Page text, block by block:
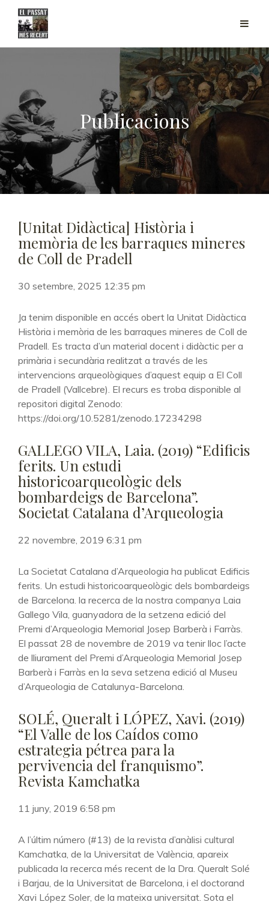
Publicacions
[Unitat Didàctica] Història i
memòria de les barraques mineres
de Coll de Pradell
30 setembre, 2025 12:35 pm
Ja tenim disponible en accés obert la Unitat Didàctica
Història i memòria de les barraques mineres de Coll de
Pradell. Es tracta d’un material docent i didàctic per a
primària i secundària realitzat a través de les
intervencions arqueològiques d’aquest equip a El Coll
de Pradell (Vallcebre). El recurs es troba disponible al
repositori digital Zenodo:
https://doi.org/10.5281/zenodo.17234298
GALLEGO VILA, Laia. (2019) “Edificis
ferits. Un estudi
historicoarqueològic dels
bombardeigs de Barcelona”.
Societat Catalana d’Arqueologia
22 novembre, 2019 6:31 pm
La Societat Catalana d’Arqueologia ha publicat Edificis
ferits. Un estudi historicoarqueològic dels bombardeigs
de Barcelona. la recerca de la nostra companya Laia
Gallego Vila, guanyadora de la setzena edició del
Premi d’Arqueologia Memorial Josep Barberà i Farràs.
El passat 28 de novembre de 2019 va tenir lloc l’acte
de lliurament del Premi d’Arqueologia Memorial Josep
Barberà i Farràs en la seva setzena edició al Museu
d’Arqueologia de Catalunya-Barcelona.
SOLÉ, Queralt i LÓPEZ, Xavi. (2019)
“El Valle de los Caídos como
estrategia pétrea para la
pervivencia del franquismo”.
Revista Kamchatka
11 juny, 2019 6:58 pm
A l’últim número (#13) de la revista d’anàlisi cultural
Kamchatka, de la Universitat de València, apareix
publicada la recerca més recent de la Dra. Queralt Solé
i Barjau, de la Universitat de Barcelona, i el doctorand
Xavi López Soler, de la mateixa universitat. Sota el